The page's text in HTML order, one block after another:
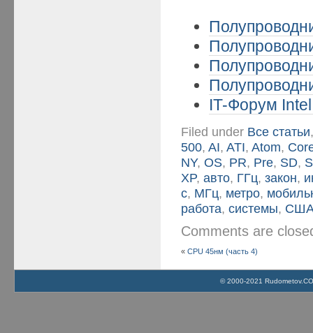
IT-Форум
Filed under Все статьи
500,AI,ATI,Atom,
NY,OS, PR, Pre, SD,
XP,авто, ГГц,закон,
с, МГц, метро,
работа,системы,
Comments are
«CPU 45нм (часть 4)
© 2000-2021